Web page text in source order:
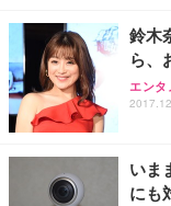
鈴木
ら、
エンタ
いま
にも